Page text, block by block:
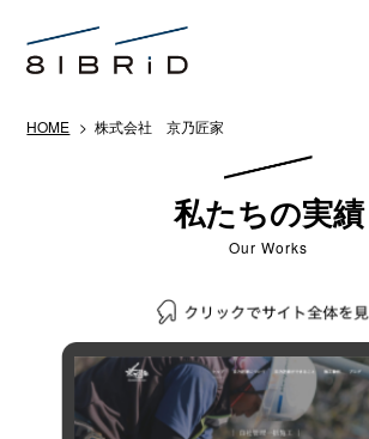
HOME > 株式会社 京乃匠家
私たちの実績
Our Works